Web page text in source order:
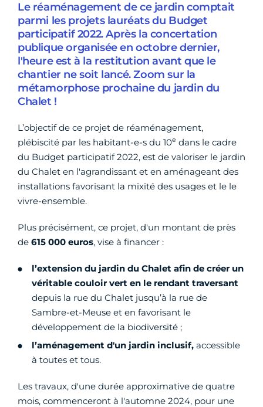
Le réaménagement de ce jardin comptait
parmi les projets lauréats du Budget
participatif 2022. Après la concertation
publique organisée en octobre dernier,
l'heure est à la restitution avant que le
chantier ne soit lancé. Zoom sur la
métamorphose prochaine du jardin du
Chalet !
L’objectif de ce projet de réaménagement,
plébiscité par les habitant-e-s du 10e dans le cadre
du Budget participatif 2022, est de valoriser le jardin
du Chalet en l'agrandissant et en aménageant des
installations favorisant la mixité des usages et le le
vivre-ensemble.
Plus précisément, ce projet, d'un montant de près
de 615 000 euros, vise à financer :
l’extension du jardin du Chalet afin de créer un
véritable couloir vert en le rendant traversant
depuis la rue du Chalet jusqu’à la rue de
Sambre-et-Meuse et en favorisant le
développement de la biodiversité ;
l’aménagement d'un jardin inclusif, accessible
à toutes et tous.
Les travaux, d'une durée approximative de quatre
mois, commenceront à l'automne 2024, pour une